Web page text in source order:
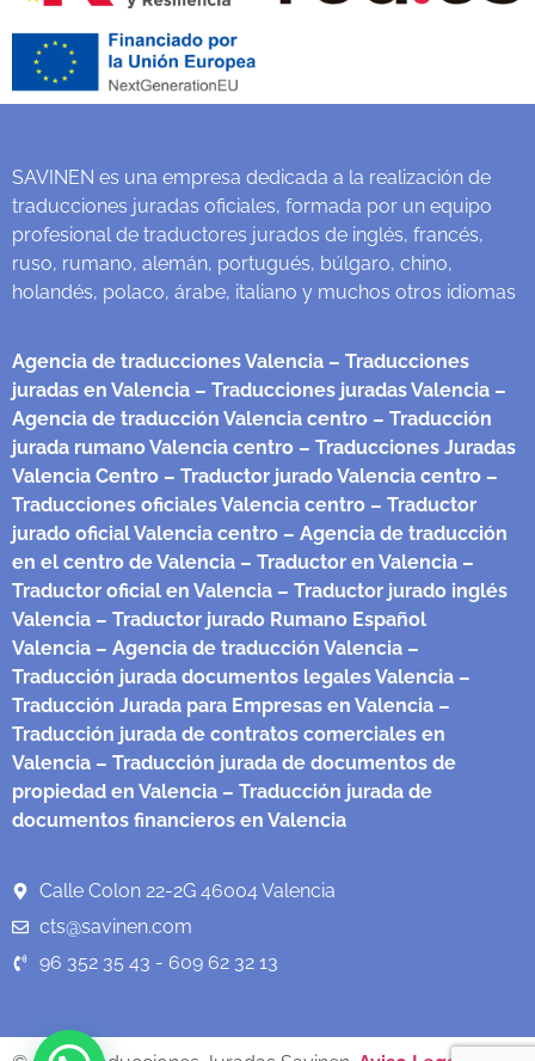
SAVINEN es una empresa dedicada a la realización de
traducciones juradas oficiales, formada por un equipo
profesional de traductores jurados de inglés, francés,
ruso, rumano, alemán, portugués, búlgaro, chino,
holandés, polaco, árabe, italiano y muchos otros idiomas
Agencia de traducciones Valencia – Traducciones
juradas en Valencia – Traducciones juradas Valencia –
Agencia de traducción Valencia centro – Traducción
jurada rumano Valencia centro – Traducciones Juradas
Valencia Centro – Traductor jurado Valencia centro –
Traducciones oficiales Valencia centro – Traductor
jurado oficial Valencia centro – Agencia de traducción
en el centro de Valencia – Traductor en Valencia –
Traductor oficial en Valencia – Traductor jurado inglés
Valencia – Traductor jurado Rumano Español
Valencia – Agencia de traducción Valencia –
Traducción jurada documentos legales Valencia –
Traducción Jurada para Empresas en Valencia –
Traducción jurada de contratos comerciales en
Valencia – Traducción jurada de documentos de
propiedad en Valencia – Traducción jurada de
documentos financieros en Valencia
Calle Colon 22-2G 46004 Valencia
cts@savinen.com
96 352 35 43 - 609 62 32 13